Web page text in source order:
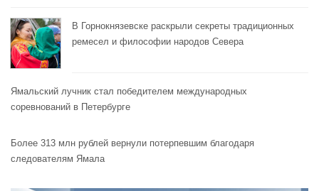
В Горнокнязевске раскрыли секреты традиционных
ремесел и философии народов Севера
Ямальский лучник стал победителем международных
соревнований в Петербурге
Более 313 млн рублей вернули потерпевшим благодаря
следователям Ямала